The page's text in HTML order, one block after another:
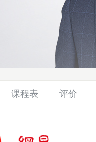
课程表 评价